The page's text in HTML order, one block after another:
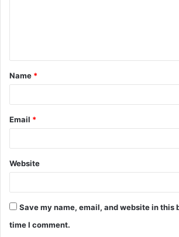
Name *
Email *
Website
Save my name, email, and website in this
time I comment.